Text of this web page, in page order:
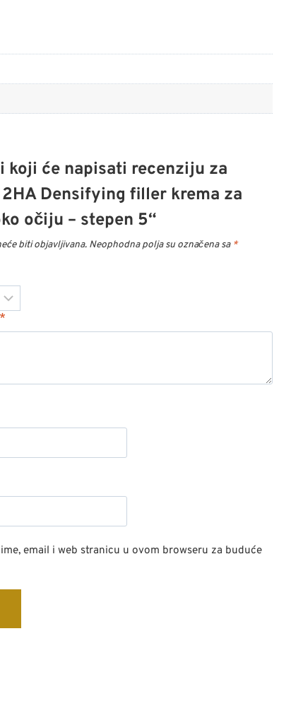
koji će napisati recenziju za
Densifying filler krema za
očiju – stepen 5“
biti objavljivana. Neophodna polja su označena sa *
*
email i web stranicu u ovom browseru za buduće